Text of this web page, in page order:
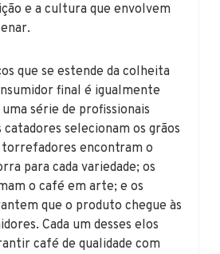
e a cultura que envolvem
que se estende da colheita
final é igualmente
série de profissionais
catadores selecionam os grãos
torrefadores encontram o
para cada variedade; os
o café em arte; e os
que o produto chegue às
Cada um desses elos
café de qualidade com